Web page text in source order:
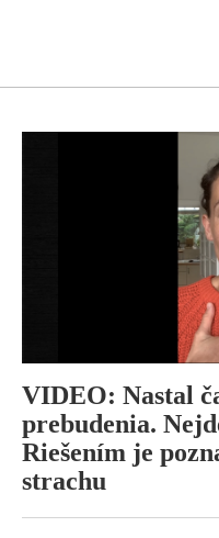
VIDEO: Nastal
prebudenia.
Riešením je
strachu